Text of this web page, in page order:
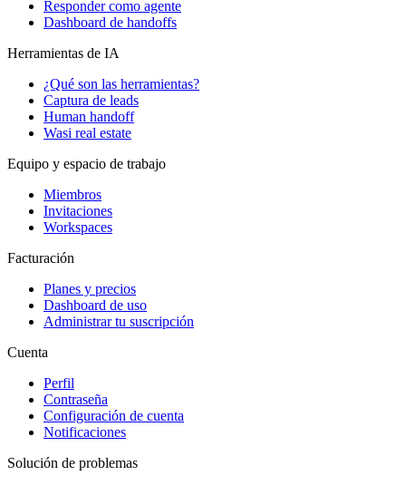
Responder como agente
Dashboard de handoffs
Herramientas de IA
¿Qué son las herramientas?
Captura de leads
Human handoff
Wasi real estate
Equipo y espacio de trabajo
Miembros
Invitaciones
Workspaces
Facturación
Planes y precios
Dashboard de uso
Administrar tu suscripción
Cuenta
Perfil
Contraseña
Configuración de cuenta
Notificaciones
Solución de problemas